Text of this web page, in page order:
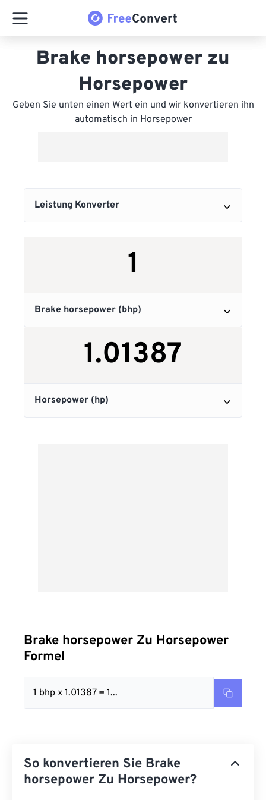
Brake horsepower zu
Horsepower
Geben Sie unten einen Wert ein und wir konvertieren ihn
automatisch in Horsepower
Brake horsepower Zu Horsepower
Formel
1 bhp x 1.01387 = 1...
So konvertieren Sie Brake
horsepower Zu Horsepower?